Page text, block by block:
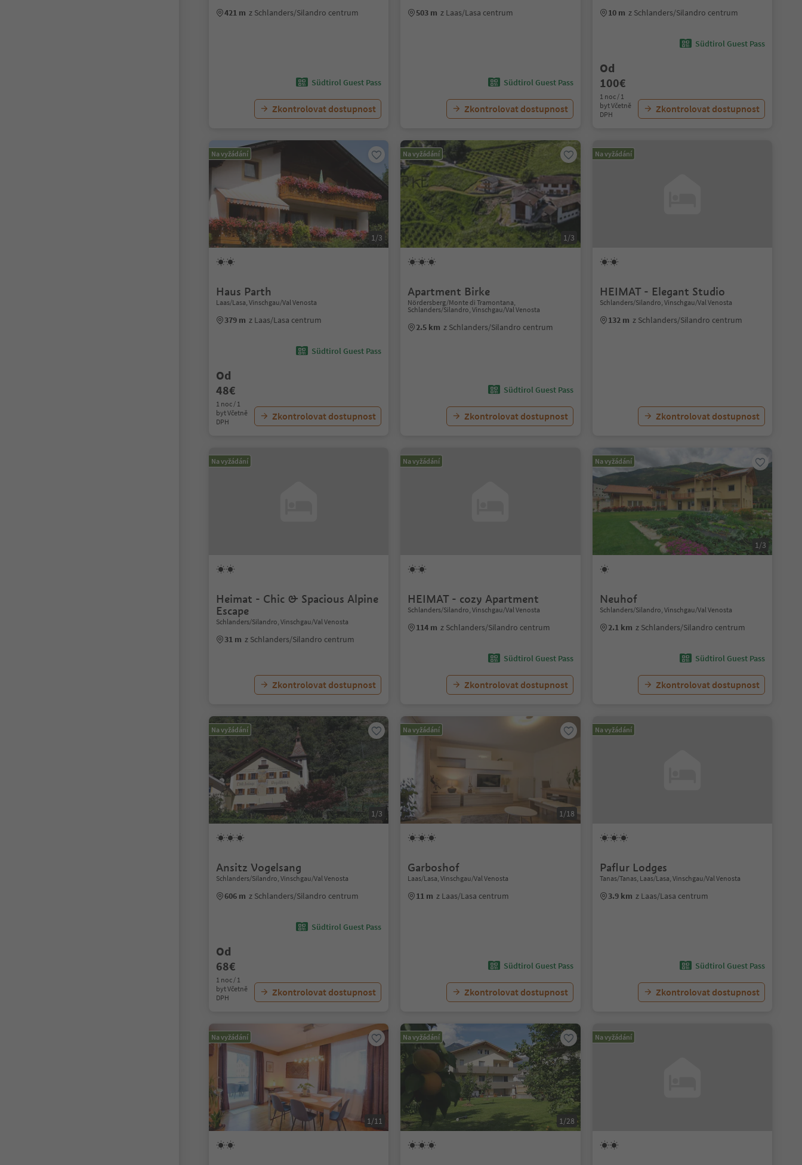
421 m z Schlanders/Silandro centrum
Südtirol Guest Pass
Zkontrolovat dostupnost
503 m z Laas/Lasa centrum
Südtirol Guest Pass
Zkontrolovat dostupnost
10 m z Schlanders/Silandro centrum
Südtirol Guest Pass
Od
100€
1 noc / 1
byt Včetně
DPH
Zkontrolovat dostupnost
Na vyžádání
1/3
Haus Parth
Laas/Lasa, Vinschgau/Val Venosta
379 m z Laas/Lasa centrum
Südtirol Guest Pass
Od
48€
1 noc / 1
byt Včetně
DPH
Zkontrolovat dostupnost
Na vyžádání
1/3
Apartment Birke
Nördersberg/Monte di Tramontana,
Schlanders/Silandro, Vinschgau/Val Venosta
2.5 km z Schlanders/Silandro centrum
Südtirol Guest Pass
Zkontrolovat dostupnost
Na vyžádání
HEIMAT - Elegant Studio
Schlanders/Silandro, Vinschgau/Val Venosta
132 m z Schlanders/Silandro centrum
Zkontrolovat dostupnost
Na vyžádání
Heimat - Chic & Spacious Alpine
Escape
Schlanders/Silandro, Vinschgau/Val Venosta
31 m z Schlanders/Silandro centrum
Zkontrolovat dostupnost
Na vyžádání
HEIMAT - cozy Apartment
Schlanders/Silandro, Vinschgau/Val Venosta
114 m z Schlanders/Silandro centrum
Südtirol Guest Pass
Zkontrolovat dostupnost
Na vyžádání
1/3
Neuhof
Schlanders/Silandro, Vinschgau/Val Venosta
2.1 km z Schlanders/Silandro centrum
Südtirol Guest Pass
Zkontrolovat dostupnost
Na vyžádání
1/3
Ansitz Vogelsang
Schlanders/Silandro, Vinschgau/Val Venosta
606 m z Schlanders/Silandro centrum
Südtirol Guest Pass
Od
68€
1 noc / 1
byt Včetně
DPH
Zkontrolovat dostupnost
Na vyžádání
1/18
Garboshof
Laas/Lasa, Vinschgau/Val Venosta
11 m z Laas/Lasa centrum
Südtirol Guest Pass
Zkontrolovat dostupnost
Na vyžádání
Paflur Lodges
Tanas/Tanas, Laas/Lasa, Vinschgau/Val Venosta
3.9 km z Laas/Lasa centrum
Südtirol Guest Pass
Zkontrolovat dostupnost
Na vyžádání
1/11
Na vyžádání
1/28
Na vyžádání